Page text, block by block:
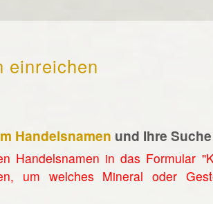
einreichen
Handelsnamen und Ihre
Handelsnamen in das Formular
um welches Mineral oder